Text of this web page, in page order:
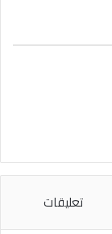
تعليقات